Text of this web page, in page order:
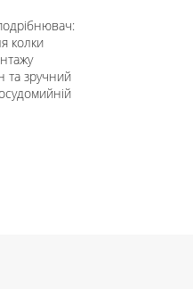
колки
та зручний